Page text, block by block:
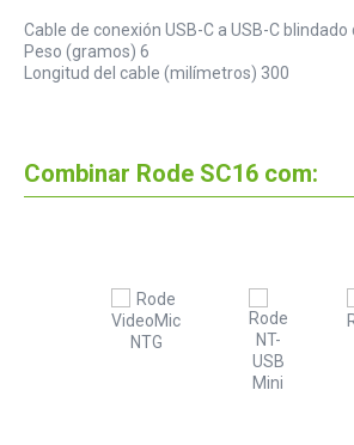
Cable de conexión USB-C a USB-C blindado
Peso (gramos) 6
Longitud del cable (milímetros) 300
Combinar Rode SC16 com: